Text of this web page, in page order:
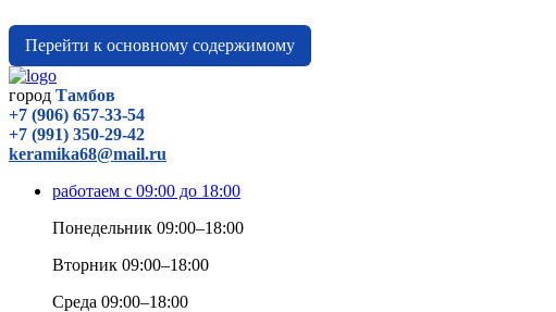
Перейти к основному содержимому
город Тамбов
+7 (906) 657-33-54
+7 (991) 350-29-42
keramika68@mail.ru
работаем с 09:00 до 18:00
Понедельник 09:00–18:00
Вторник 09:00–18:00
Среда 09:00–18:00